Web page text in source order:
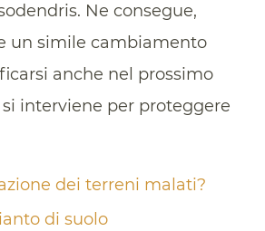
Ne consegue,
un simile cambiamento
anche nel prossimo
interviene per proteggere
dei terreni malati?
di suolo